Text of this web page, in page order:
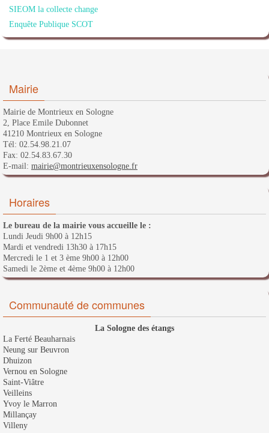
SIEOM la collecte change
Enquête Publique SCOT
Mairie
Mairie de Montrieux en Sologne
2, Place Emile Dubonnet
41210 Montrieux en Sologne
Tél: 02.54.98.21.07
Fax: 02.54.83.67.30
E-mail: mairie@montrieuxensologne.fr
Horaires
Le bureau de la mairie vous accueille le :
Lundi Jeudi 9h00 à 12h15
Mardi et vendredi 13h30 à 17h15
Mercredi le 1 et 3 ème 9h00 à 12h00
Samedi le 2ème et 4ème 9h00 à 12h00
Communauté de communes
La Sologne des étangs
La Ferté Beauharnais
Neung sur Beuvron
Dhuizon
Vernou en Sologne
Saint-Viâtre
Veilleins
Yvoy le Marron
Millançay
Villeny